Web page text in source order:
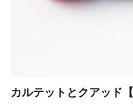
カルテットとクアッド